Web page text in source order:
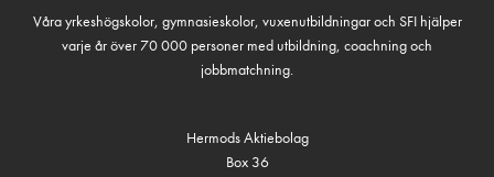
Våra yrkeshögskolor, gymnasieskolor, vuxenutbildningar och SFI hjälper
varje år över 70 000 personer med utbildning, coachning och
jobbmatchning.
Hermods Aktiebolag
Box 36